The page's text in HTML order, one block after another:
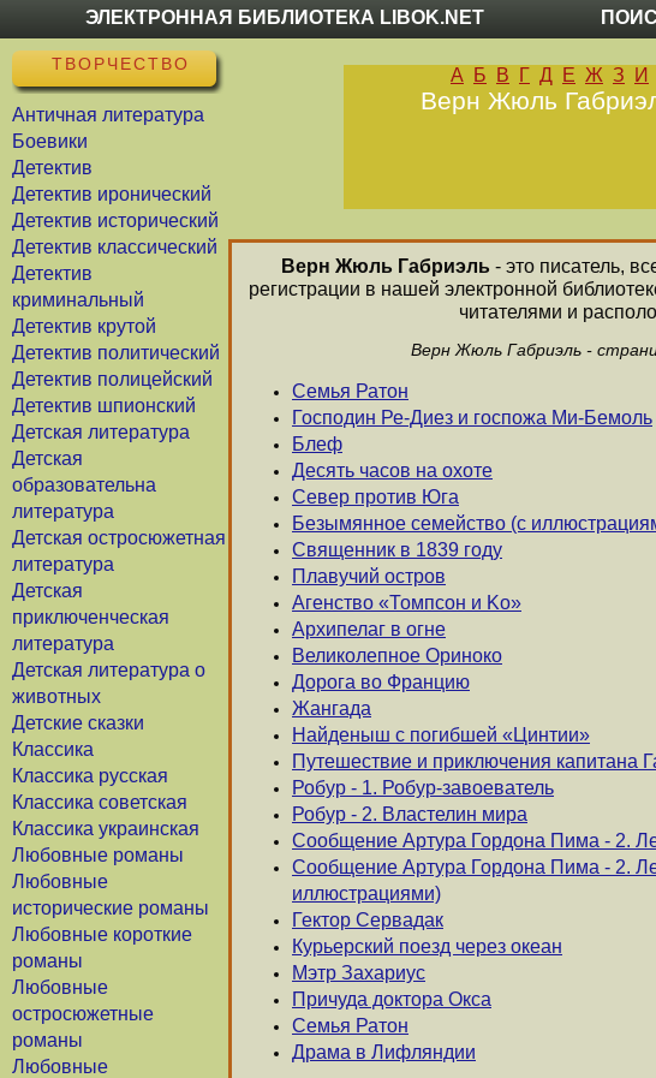
ЭЛЕКТРОННАЯ БИБЛИОТЕКА LIBOK.NET
ТВОРЧЕСТВО
Античная литература
Боевики
Детектив
Детектив иронический
Детектив исторический
Детектив классический
Детектив
криминальный
Детектив крутой
Детектив политический
Детектив полицейский
Детектив шпионский
Детская литература
Детская
образовательна
литература
Детская остросюжетная
литература
Детская
приключенческая
литература
Детская литература о
животных
Детские сказки
Классика
Классика русская
Классика советская
Классика украинская
Любовные романы
Любовные
исторические романы
Любовные короткие
романы
Любовные
остросюжетные
романы
Любовные
А Б В Г Д Е Ж З И
Верн Жюль
Верн Жюль Габриэль- это писатель,
регистрации в нашей электронной
читателями и
Верн Жюль Габриэль -
Cемья Ратон
Господин Ре-Диез и госпожа Ми-Бемоль
Блеф
Десять часов на охоте
Север против Юга
Безымянное семейство (с
Священник в 1839 году
Плавучий остров
Агенство «Томпсон и Kо»
Архипелаг в огне
Великолепное Ориноко
Дорога во Францию
Жангада
Найденыш с погибшей «Цинтии»
Путешествие и приключения капитана
Робур - 1. Робур-завоеватель
Робур - 2. Властелин мира
Сообщение Артура Гордона Пима - 2.
Сообщение Артура Гордона Пима - 2.
иллюстрациями)
Гектор Сервадак
Курьерский поезд через океан
Мэтр Захариус
Причуда доктора Окса
Семья Ратон
Драма в Лифляндии